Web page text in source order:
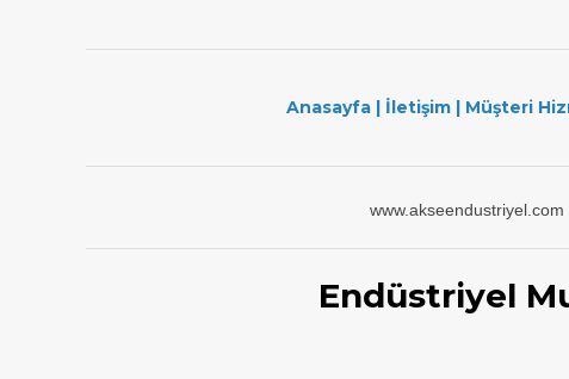
Anasayfa | İletişim | Müşteri
www.akseendustriyel.com
Endüstriyel